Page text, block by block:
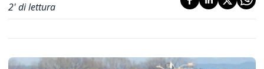
2' di lettura